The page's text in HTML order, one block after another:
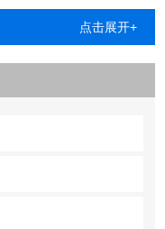
点击展开+